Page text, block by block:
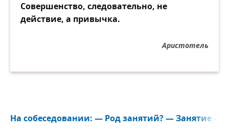
Совершенство, следовательно, не
действие, а привычка.
Аристотель
На собеседовании: — Род занятий? — Занятие —